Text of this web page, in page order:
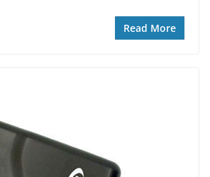
Read More